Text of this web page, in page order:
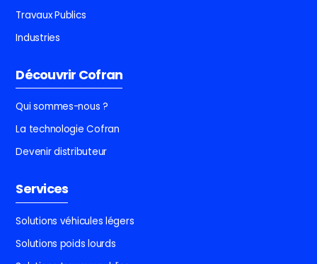
Travaux Publics
Industries
Découvrir Cofran
Qui sommes-nous ?
La technologie Cofran
Devenir distributeur
Services
Solutions véhicules légers
Solutions poids lourds